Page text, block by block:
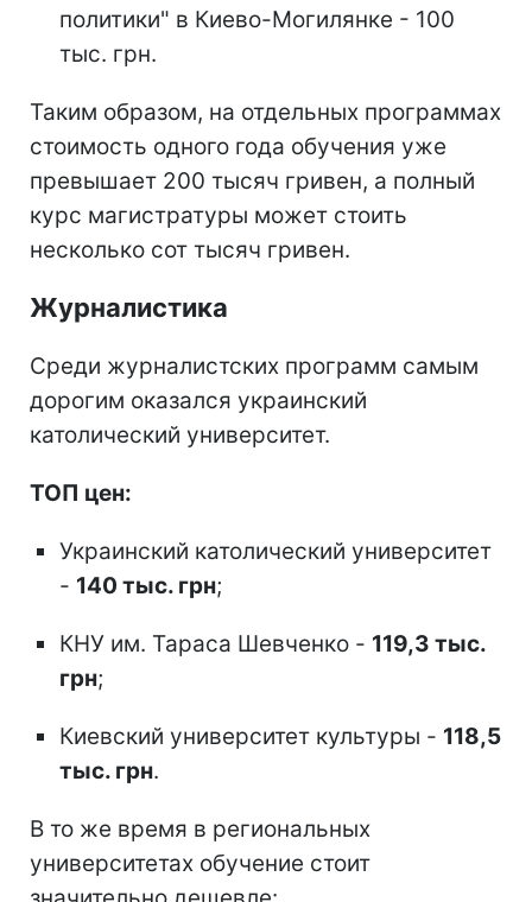
политики" в Киево-Могилянке - 100
тыс. грн.
Таким образом, на отдельных программах
стоимость одного года обучения уже
превышает 200 тысяч гривен, а полный
курс магистратуры может стоить
несколько сот тысяч гривен.
Журналистика
Среди журналистских программ самым
дорогим оказался украинский
католический университет.
ТОП цен:
Украинский католический университет
- 140 тыс. грн;
КНУ им. Тараса Шевченко - 119,3 тыс.
грн;
Киевский университет культуры - 118,5
тыс. грн.
В то же время в региональных
университетах обучение стоит